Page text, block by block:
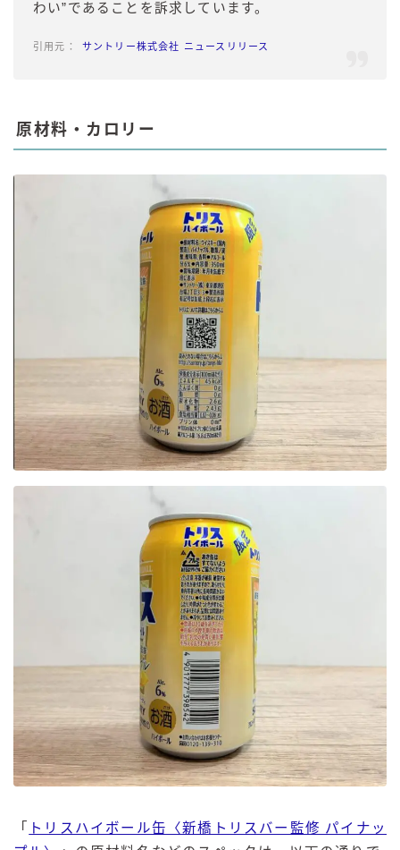
わい”であることを訴求しています。
サントリー株式会社 ニュースリリース
原材料・カロリー
「
トリスハイボール缶〈新橋トリスバー監修 パイナッ